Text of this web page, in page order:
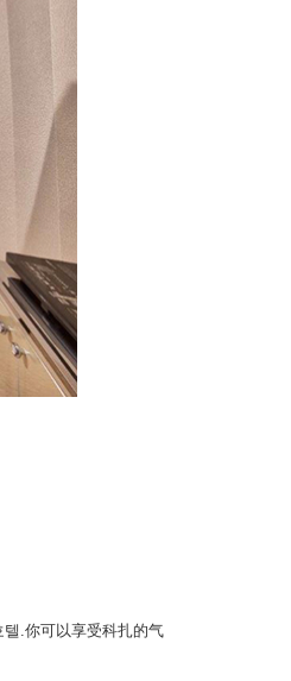
.你可以享受科扎的气